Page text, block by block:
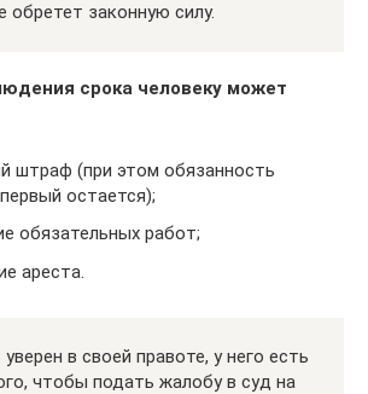
обретет законную силу.
срока человеку может
штраф (при этом обязанность
остается);
обязательных работ;
ареста.
в своей правоте, у него есть
чтобы подать жалобу в суд на